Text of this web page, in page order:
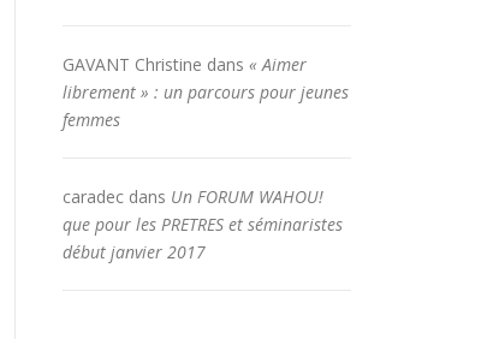
GAVANT Christine dans « Aimer
librement » : un parcours pour jeunes
femmes
caradec dans Un FORUM WAHOU!
que pour les PRETRES et séminaristes
début janvier 2017